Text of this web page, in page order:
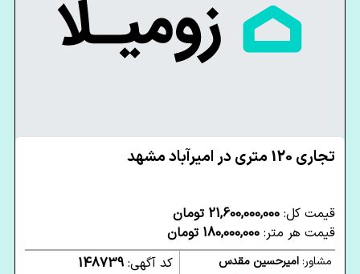
تجاری 120 متری در امیرآباد مشهد
قیمت کل: 21,600,000,000 تومان
قیمت هر متر: 180,000,000 تومان
مشاور:امیرحسین مقدس
کد آگهی:148739